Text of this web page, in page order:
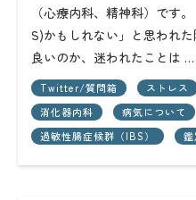
（心療内科、精神科）で
S)かもしれない」と思われ
良いのか、迷われたことは …
Twitter/質問箱 ストレス
消化器内科
病気について
過敏性腸症候群（IBS）